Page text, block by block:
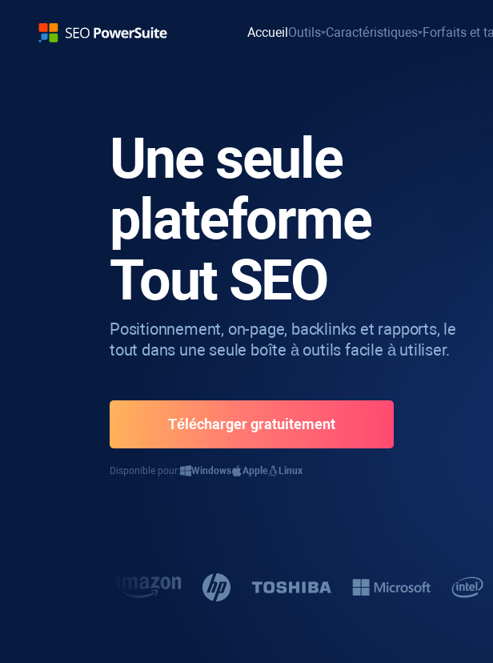
AccueilOutils Caractéristiques Forfaits et
Une seule
plateforme
Tout SEO
Positionnement, on-page, backlinks et rapports, le
tout dans une seule boîte à outils facile à utiliser.
Télécharger gratuitement
Disponible pour: Windows Apple Linux